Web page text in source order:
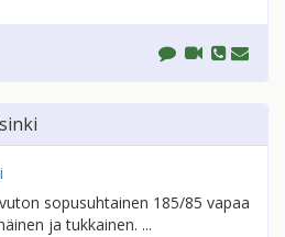
sopusuhtainen 185/85 vapaa
ja tukkainen. ...